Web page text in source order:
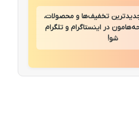
تخفیف‌ها و محصولات،
در اینستاگرام و تلگرام
شو!